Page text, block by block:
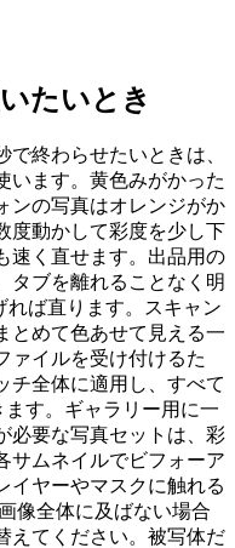
たいとき
終わらせたいときは、
います。黄色みがかった
ンの写真はオレンジがか
度動かして彩度を少し下
速く直せます。出品用の
タブを離れることなく明
れば直ります。スキャン
とめて色あせて見える一
ァイルを受け付けるた
チ全体に適用し、すべて
す。ギャラリー用に一
必要な写真セットは、彩
サムネイルでビフォーア
イヤーやマスクに触れる
像全体に及ばない場合
えてください。被写体だ